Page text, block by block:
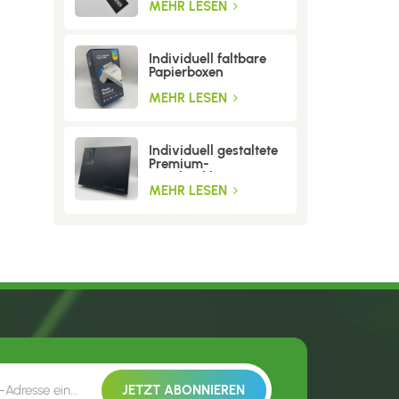
MEHR LESEN
Individuell faltbare
Papierboxen
MEHR LESEN
Individuell gestaltete
Premium-
Geschenkboxen aus
Wellpappe
MEHR LESEN